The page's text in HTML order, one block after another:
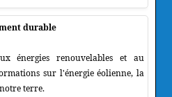
durable
énergies renouvelables et au
sur l'énergie éolienne, la
terre.